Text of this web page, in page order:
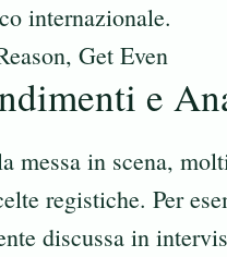
internazionale.
e
messa in scena,
registiche. Per
discussa in